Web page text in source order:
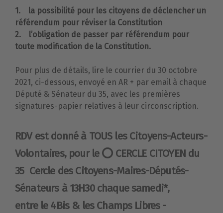
1. la possibilité pour les citoyens de déclencher un
référendum pour réviser la Constitution
2. l’obligation de passer par référendum pour
toute modification de la Constitution.
Pour plus de détails, lire le courrier du 30 octobre
2021, ci-dessous, envoyé en AR + par email à chaque
Député & Sénateur du 35, avec les premières
signatures-papier relatives à leur circonscription.
RDV est donné à TOUS les Citoyens-Acteurs-
Volontaires, pour le⭕️ CERCLE CITOYEN du
35 Cercle des Citoyens-Maires-Députés-
Sénateurs à 13H30 chaque samedi*,
entre le 4Bis & les Champs Libres-